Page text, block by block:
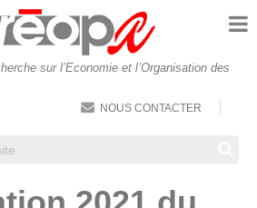
ACCUEIL
À PROPOS DU CÉRÉOPA
RÉFÉRENCES
sur l’Economie et l’Organisation des
NOUS CONTACTER